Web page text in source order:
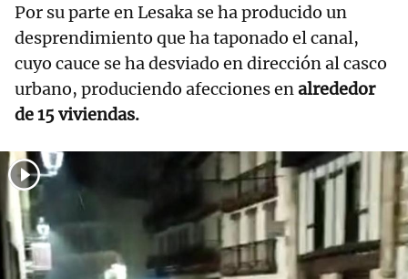
Por su parte en Lesaka se ha producido un
desprendimiento que ha taponado el canal,
cuyo cauce se ha desviado en dirección al casco
urbano, produciendo afecciones en alrededor
de 15 viviendas.